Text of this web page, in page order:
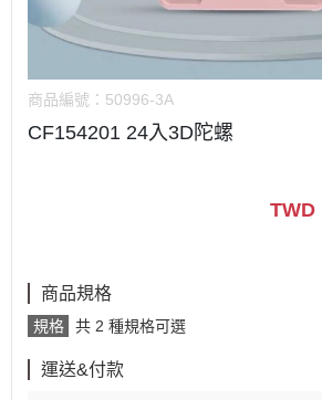
商品編號： 50996-3A
CF154201 24入3D陀螺
TWD
商品規格
規格 共 2 種規格可選
運送&付款